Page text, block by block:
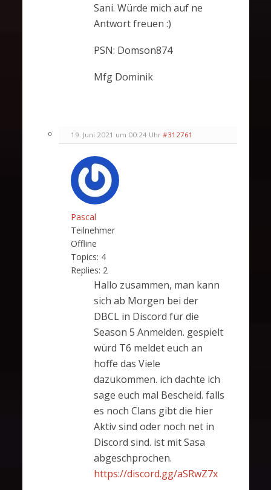
Sani. Würde mich auf ne
Antwort freuen :)
PSN: Domson874
Mfg Dominik
19. Juni 2021 um 00:24 Uhr #312761
Pascal
Teilnehmer
Offline
Topics: 4
Replies: 2
Hallo zusammen, man kann
sich ab Morgen bei der
DBCL in Discord für die
Season 5 Anmelden. gespielt
würd T6 meldet euch an
hoffe das Viele
dazukommen. ich dachte ich
sage euch mal Bescheid. falls
es noch Clans gibt die hier
Aktiv sind oder noch net in
Discord sind. ist mit Sasa
abgeschprochen.
https://discord.gg/aSRwZ7x